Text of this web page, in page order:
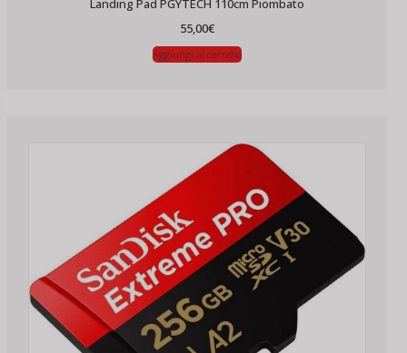
Landing Pad PGYTECH 110cm Piombato
55,00€
Aggiungi al carrello